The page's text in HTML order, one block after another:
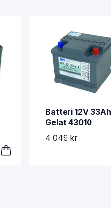
Batteri 12V 33Ah
Gelat 43010
4 049 kr